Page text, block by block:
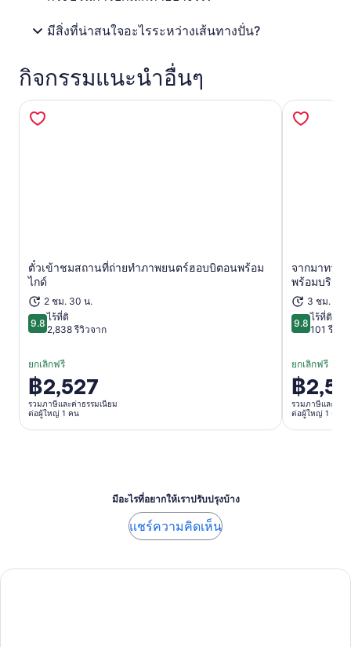
มีสิ่งที่น่าสนใจอะไรระหว่างเส้นทางปั่น?
กิจกรรมแนะนำอื่นๆ
ตั๋วเข้าชมสถานที่ถ่ายทำภาพยนตร์ฮอบบิตอนพร้อม
ไกด์
2 ชม. 30 น.
9.89.8 จาก 10
ไร้ที่ติ
2,838 รีวิวจาก
ยกเลิกฟรี
ราคา
อยู่
฿2,527
รวมภาษีและค่าธรรมเนียม
ต่อผู้ใหญ่ 1 คน
เปิดในแท็บใหม่
จากมาทาม
พร้อมบริกา
3 ชม.
9.89.8 จาก 10
ไร้ที่ติ
101 รีวิว
ยกเลิกฟรี
ราคา
อยู่
฿
รวมภาษีและค่าธ
ต่อผู้ใหญ่ 1 คน
มีอะไรที่อยากให้เราปรับปรุงบ้าง
แชร์ความคิดเห็น